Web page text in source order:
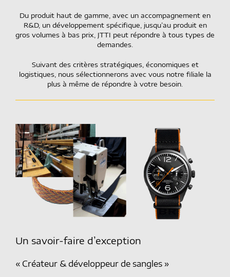
Du produit haut de gamme, avec un accompagnement en
R&D, un développement spécifique, jusqu’au produit en
gros volumes à bas prix, JTTI peut répondre à tous types de
demandes.
Suivant des critères stratégiques, économiques et
logistiques, nous sélectionnerons avec vous notre filiale la
plus à même de répondre à votre besoin.
Un savoir-faire d’exception
« Créateur & développeur de sangles »